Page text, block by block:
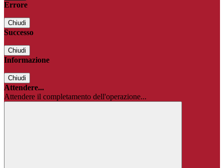
Errore
Chiudi
Successo
Chiudi
Informazione
Chiudi
Attendere...
Attendere il completamento dell'operazione...